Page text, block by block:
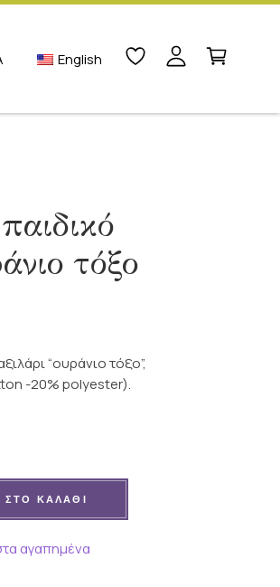
English
τόξο
“ουράνιο τόξο”,
-20% polyester).
ουράνιο τόξο ποσότητα
ΚΑΛΆΘΙ
αγαπημένα